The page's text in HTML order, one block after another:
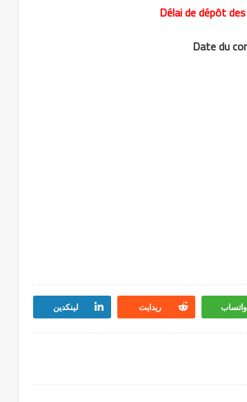
Délai de dépôt
Date du
واتساب ريدايت لينكدين